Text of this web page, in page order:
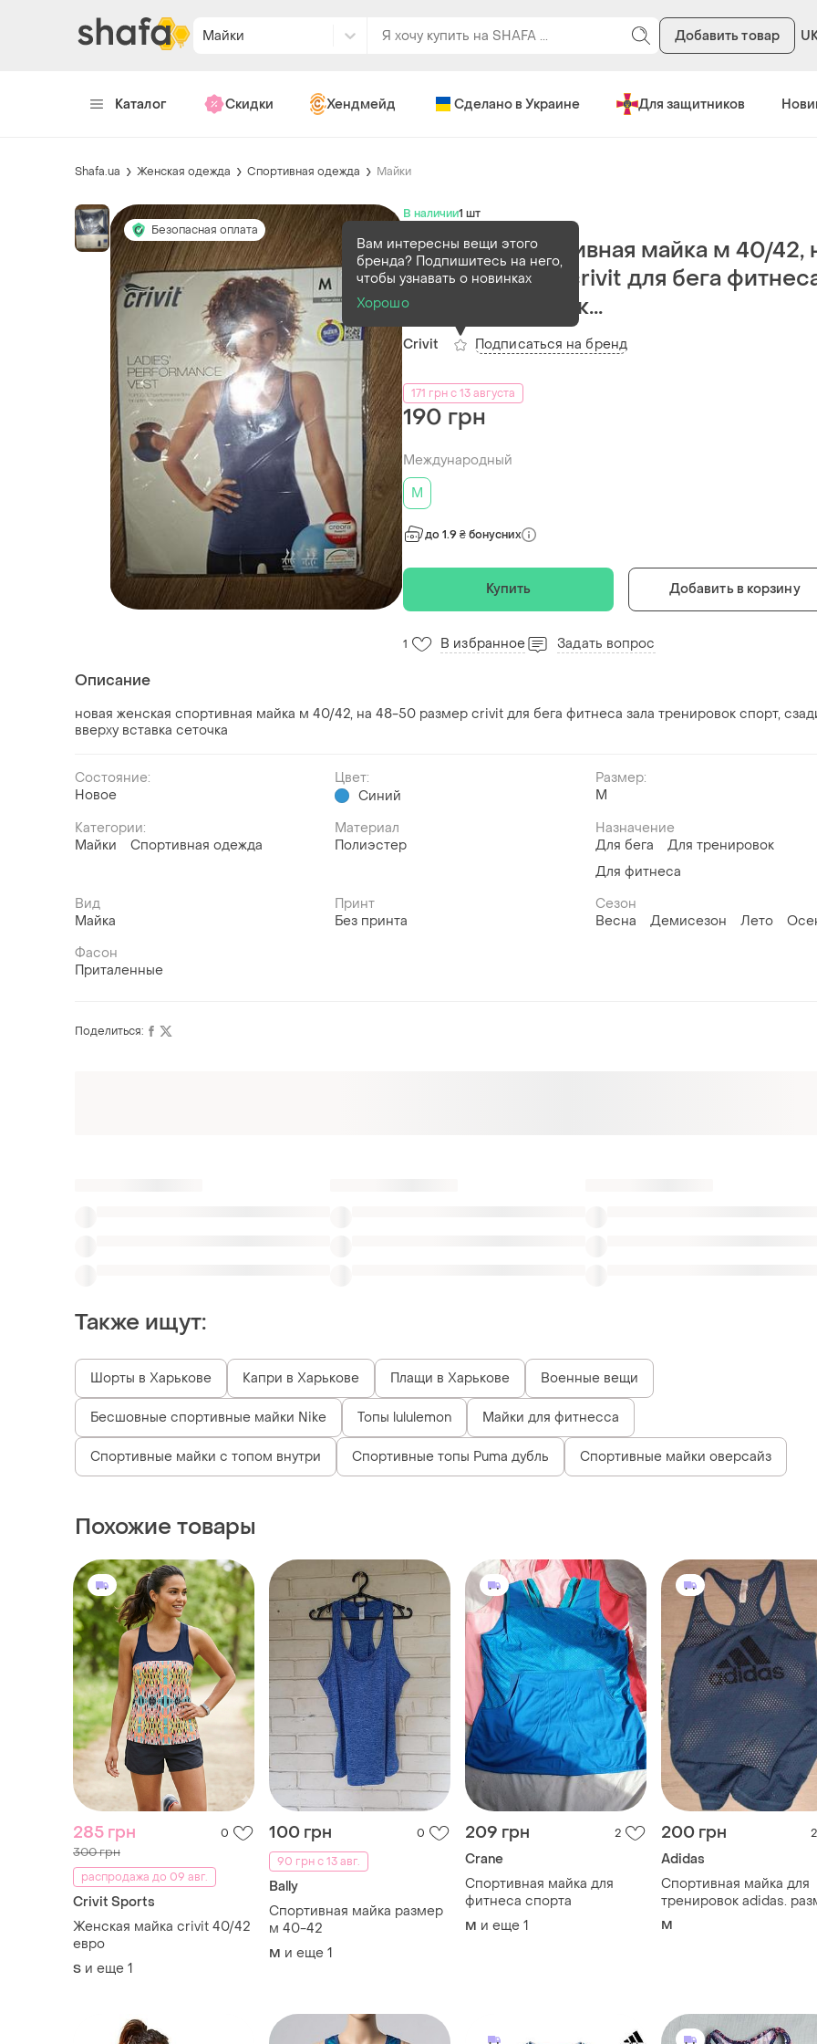
Майки Добавить товар
Каталог Скидки Хендмейд Сделано в Украине Для защитников
Shafa.ua Женская одежда Спортивная одежда Майки
Безопасная оплата
В наличии1 шт
Женская спортивная майка м 40/42,
48-50 размер crivit для бега
зала тренировок...
Crivit
Вам интересны вещи этого
бренда? Подпишитесь на него,
чтобы узнавать о новинках
Хорошо
Подписаться на бренд
171 грн с 13 августа
190 грн
Международный
M
до 1.9 ₴ бонусних
Купить Добавить в корзину
1 В избранное Задать вопрос
Описание
новая женская спортивная майка м 40/42, на 48-50 размер crivit для бега фитнеса зала тренировок спорт,
вверху вставка сеточка
Состояние:
Новое
Цвет:
Синий
Размер:
M
Категории:
Майки
Спортивная одежда
Материал
Полиэстер
Назначение
Для бега
Для тренировок
Для фитнеса
Вид
Майка
Принт
Без принта
Сезон
Весна
Демисезон Лето
Фасон
Приталенные
Поделиться:
Похожие товары
285 грн 0
300 грн
распродажа до 09 авг.
Crivit Sports
Женская майка crivit 40/42
евро
100 грн
90 грн с 13 авг.
Bally
Спортивная майка размер
м 40-42
M и еще 1
209 грн 2
Crane
Спортивная майка для
фитнеса спорта
и еще 1
200 грн 2
Adidas
Спортивная майка для
тренировок adidas.
м.